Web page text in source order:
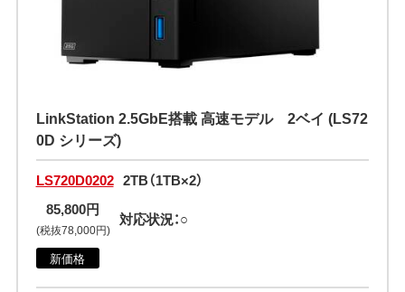
LinkStation 2.5GbE搭載 高速モデル 2ベイ (LS72
0D シリーズ)
LS720D0202 2TB（1TB×2）
85,800円
(税抜78,000円)
対応状況：○
新価格